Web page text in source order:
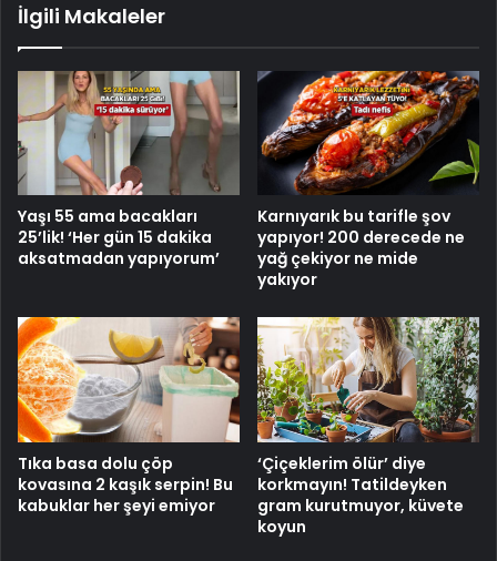
İlgili Makaleler
Yaşı 55 ama bacakları
25’lik! ‘Her gün 15 dakika
aksatmadan yapıyorum’
Karnıyarık bu tarifle şov
yapıyor! 200 derecede ne
yağ çekiyor ne mide
yakıyor
Tıka basa dolu çöp
kovasına 2 kaşık serpin! Bu
kabuklar her şeyi emiyor
‘Çiçeklerim ölür’ diye
korkmayın! Tatildeyken
gram kurutmuyor, küvete
koyun